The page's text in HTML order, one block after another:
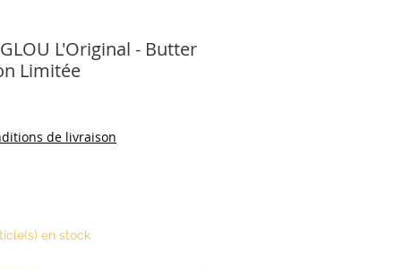
L'Original - Butter
Limitée
de livraison
en stock